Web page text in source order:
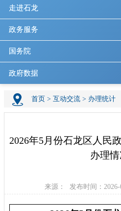
走进石龙
政务服务
国务院
政府数据
首页 > 互动交流 > 办理统计
2026年5月份石龙区人民
办理
来源： 发布时间：2026-